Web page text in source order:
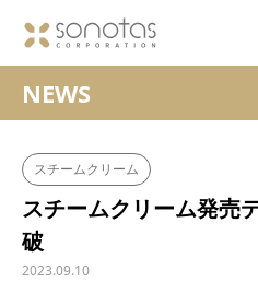
NEWS
スチームクリーム
スチームクリーム発売
破
2023.09.10